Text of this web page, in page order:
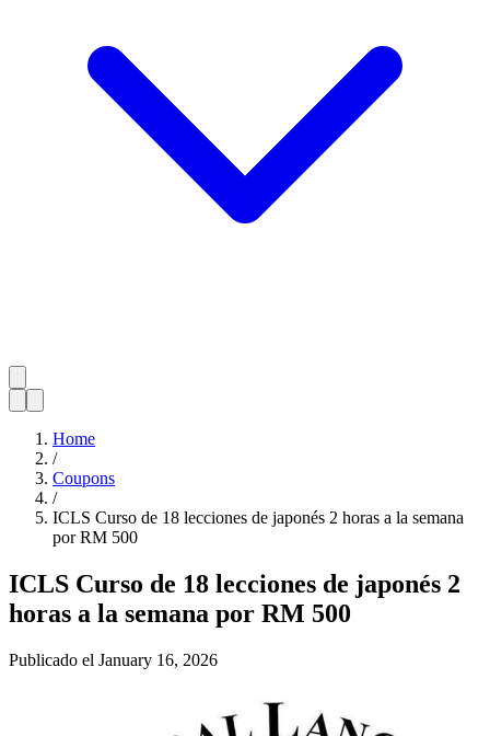
Home
/
Coupons
/
ICLS Curso de 18 lecciones de japonés 2 horas a la semana
por RM 500
ICLS Curso de 18 lecciones de japonés 2
horas a la semana por RM 500
Publicado el January 16, 2026